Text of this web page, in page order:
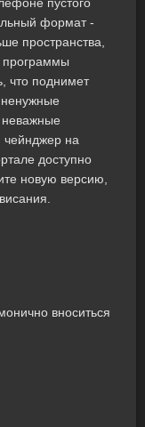
формат -
пространства,
программы
что поднимет
на
доступно
новую версию,
вноситься